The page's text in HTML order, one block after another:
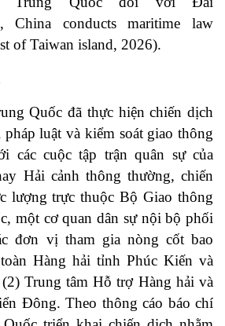
China conducts maritime law
of Taiwan island, 2026).
Quốc đã thực hiện chiến dịch
luật và kiểm soát giao thông
các cuộc tập trận quân sự của
Hải cảnh thông thường, chiến
lượng trực thuộc Bộ Giao thông
một cơ quan dân sự nội bộ phối
đơn vị tham gia nòng cốt bao
Hàng hải tỉnh Phúc Kiến và
Trung tâm Hỗ trợ Hàng hải và
Đông. Theo thông cáo báo chí